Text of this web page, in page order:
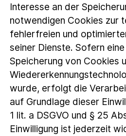
Interesse an der
notwendigen Cookies zur
fehlerfreien und
seiner Dienste. Sofern
Speicherung von Cookies
wurde, erfolgt die
auf Grundlage dieser
1 lit. a DSGVO und § 25
Einwilligung ist jederzeit